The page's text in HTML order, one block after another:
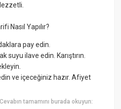
Nasıl Yapılır?
pay edin.
suyu ilave edin. Karıştırın.
ve içeceğiniz hazır. Afiyet
Cevabın tamamını burada okuyun: